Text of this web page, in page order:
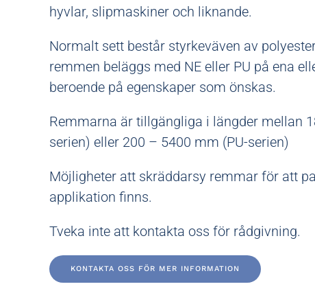
hyvlar, slipmaskiner och liknande.
Normalt sett består styrkeväven av
remmen beläggs med NE eller PU på ena
beroende på egenskaper som önskas.
Remmarna är tillgängliga i längder mellan
serien) eller 200 – 5400 mm (PU-serien)
Möjligheter att skräddarsy remmar för att
applikation finns.
Tveka inte att kontakta oss för rådgivning.
KONTAKTA OSS FÖR MER INFORMATION